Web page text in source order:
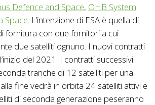
Defence and Space, OHB System
Space. L’intenzione di ESA è quella di
fornitura con due fornitori a cui
due satelliti ognuno. I nuovi contratti
del 2021. I contratti successivi
tranche di 12 satelliti per una
fine vedrà in orbita 24 satelliti attivi e
di seconda generazione peseranno